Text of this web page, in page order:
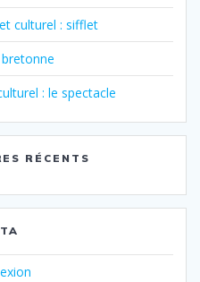
culturel : sifflet
: le spectacle
RÉCENTS